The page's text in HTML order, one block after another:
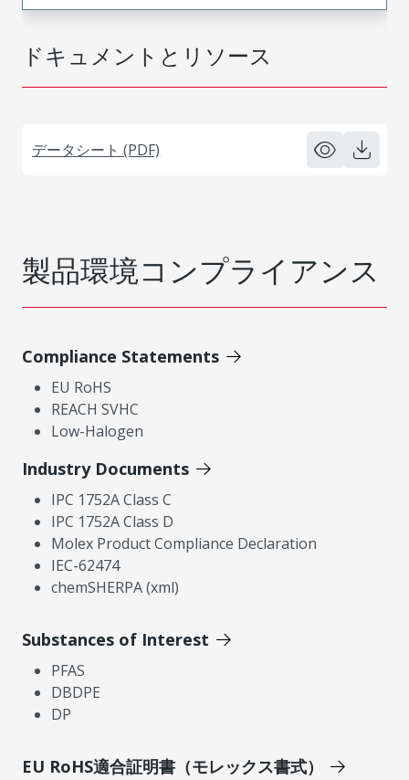
ドキュメントとリソース
データシート (PDF)
製品環境コンプライアンス
Compliance Statements
EU RoHS
REACH SVHC
Low-Halogen
Industry Documents
IPC 1752A Class C
IPC 1752A Class D
Molex Product Compliance Declaration
IEC-62474
chemSHERPA (xml)
Substances of Interest
PFAS
DBDPE
DP
EU RoHS適合証明書（モレックス書式）